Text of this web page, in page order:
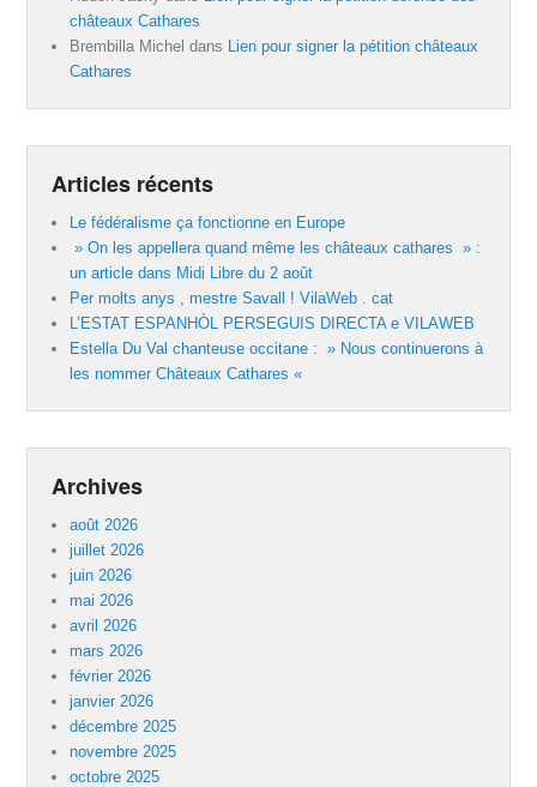
châteaux Cathares
Brembilla Michel dans
Lien pour signer la pétition châteaux
Cathares
Articles récents
Le fédéralisme ça fonctionne en Europe
» On les appellera quand même les châteaux cathares » :
un article dans Midi Libre du 2 août
Per molts anys , mestre Savall ! VilaWeb . cat
L’ESTAT ESPANHÒL PERSEGUIS DIRECTA e VILAWEB
Estella Du Val chanteuse occitane : » Nous continuerons à
les nommer Châteaux Cathares «
Archives
août 2026
juillet 2026
juin 2026
mai 2026
avril 2026
mars 2026
février 2026
janvier 2026
décembre 2025
novembre 2025
octobre 2025